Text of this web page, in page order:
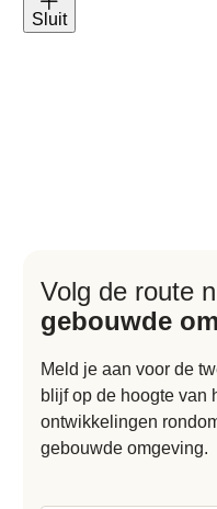
Sluit
Volg de route
gebouwde
Meld je aan voor de
blijf op de hoogte van
ontwikkelingen
gebouwde omgeving.